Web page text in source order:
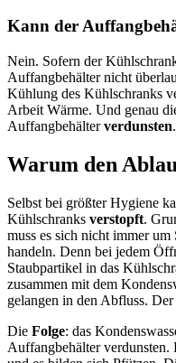
Kann der
Nein. Sofern der
Auffangbehälter nicht
Kühlung des Kühlschranks
Arbeit Wärme. Und genau
Auffangbehälterverdunsten.
Warum den
Selbst bei größter Hygiene
Kühlschranks verstopft.
muss es sich nicht immer
handeln. Denn bei jedem
Staubpartikel in das
zusammen mit dem
gelangen in den Abfluss.
Die Folge: das
Auffangbehälter